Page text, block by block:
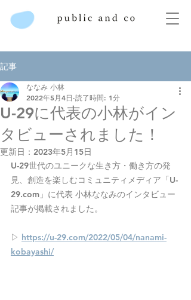
記事
U-29に代表の小林がイン
タビューされました！
ななみ 小林
2022年5月4日 読了時間: 1分
更新日： 2023年5月15日
U-29世代のユニークな生き方・働き方の発
見、創造を楽しむコミュニティメディア「U-
29.com」に代表 小林ななみのインタビュー
記事が掲載されました。
▷ https://u-29.com/2022/05/04/nanami-
kobayashi/